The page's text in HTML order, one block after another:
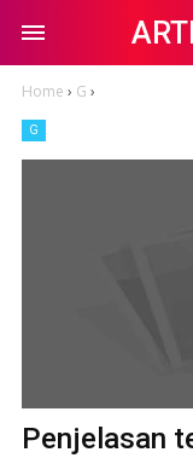
Home › G ›
G
Penjelasan